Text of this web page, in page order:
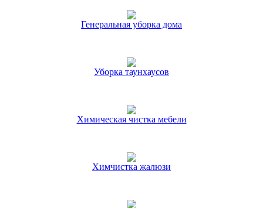
Генеральная уборка дома
Уборка таунхаусов
Химическая чистка мебели
Химчистка жалюзи